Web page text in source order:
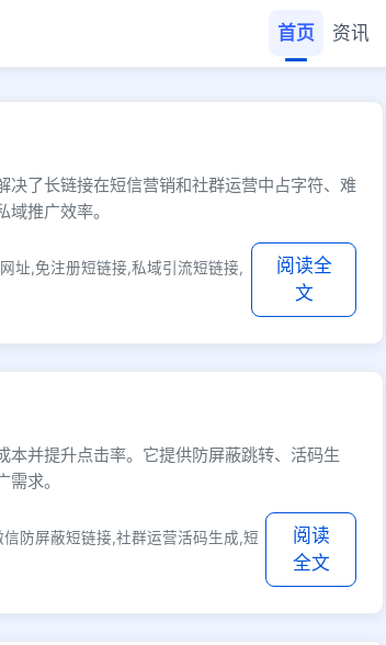
首页 资讯
网址
了长链接在短信营销和社群运营中占字符、难
推广效率。
址,免注册短链接,私域引流短链接,
阅读全
文
并提升点击率。它提供防屏蔽跳转、活码生
求。
防屏蔽短链接,社群运营活码生成,短
阅读
全文